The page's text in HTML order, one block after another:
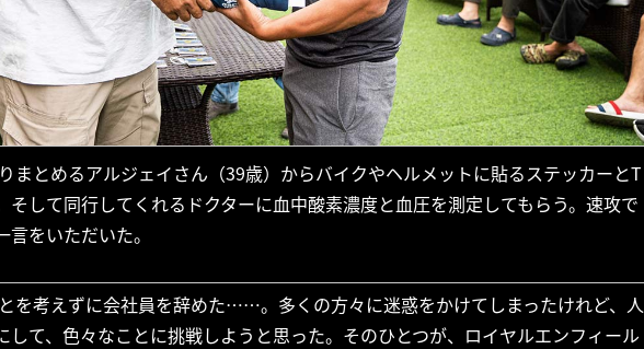
まとめるアルジェイさん（39歳）からバイクやヘルメットに貼るステッカーとT
そして同行してくれるドクターに血中酸素濃度と血圧を測定してもらう。速攻で
言をいただいた。
を考えずに会社員を辞めた……。多くの方々に迷惑をかけてしまったけれど、人
して、色々なことに挑戦しようと思った。そのひとつが、ロイヤルエンフィール